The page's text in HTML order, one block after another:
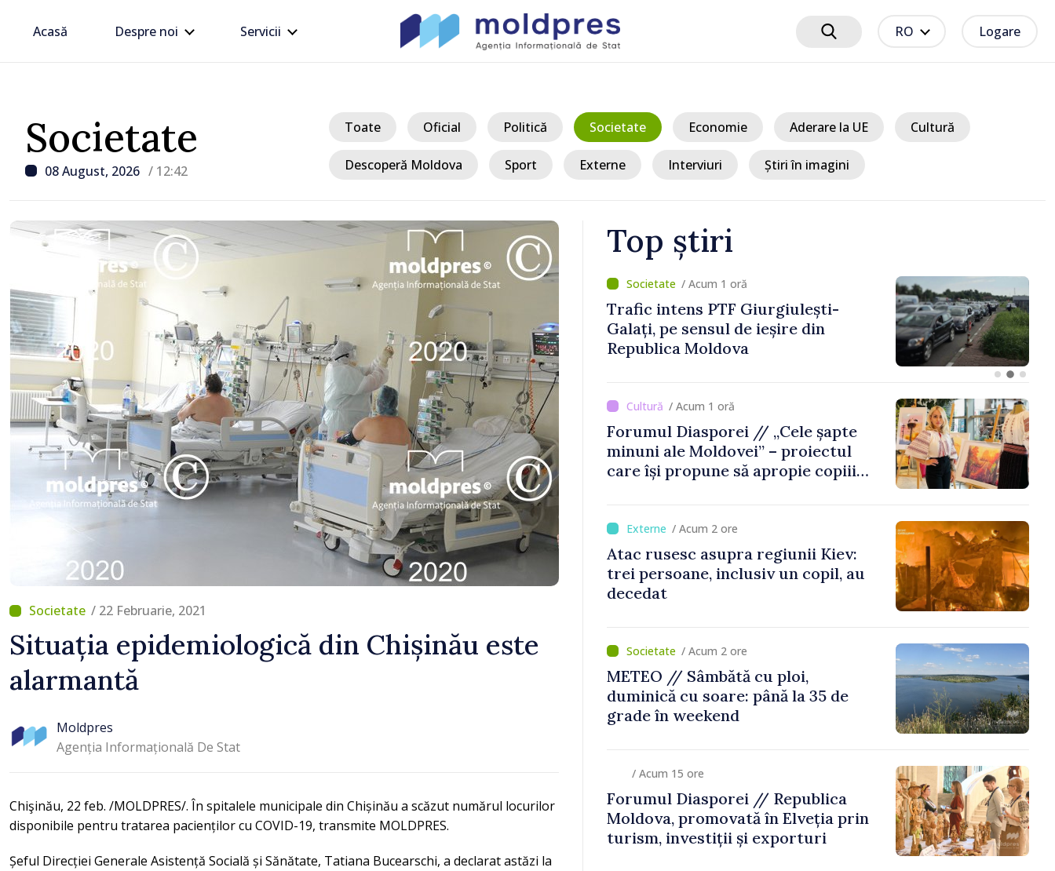
Acasă Despre noi Servicii RO Logare
Societate
08 August, 2026 / 12:42
Toate Oficial Politică Societate Economie Aderare la UE Cultură
Descoperă Moldova Sport Externe Interviuri Știri în imagini
/ 22 Februarie, 2021
Situația epidemiologică din Chișinău este
alarmantă
Moldpres
Agenția Informațională De Stat
Chişinău, 22 feb. /MOLDPRES/. În spitalele municipale din Chișinău a scăzut numărul locurilor
disponibile pentru tratarea pacienților cu COVID-19, transmite MOLDPRES.
Șeful Direcției Generale Asistență Socială și Sănătate, Tatiana Bucearschi, a declarat astăzi la
Top știri
Trafic intens PTF Giurgiulești-
Galați, pe sensul de ieșire din
Republica Moldova
/ Acum 1 oră
Joseph Burkhalter, confirmat de
Senatul SUA în calitate de viitor
ambasador în Republica Moldova
/ Acum 1 oră
Forumul Diasporei // „Cele șapte
minuni ale Moldovei” – proiectul
care își propune să apropie copiii
/ Acum 2 ore
Atac rusesc asupra regiunii Kiev:
trei persoane, inclusiv un copil, au
decedat
/ Acum 2 ore
METEO // Sâmbătă cu ploi,
duminică cu soare: până la 35 de
grade în weekend
/ Acum 15 ore
Forumul Diasporei // Republica
Moldova, promovată în Elveția prin
turism, investiții și exporturi